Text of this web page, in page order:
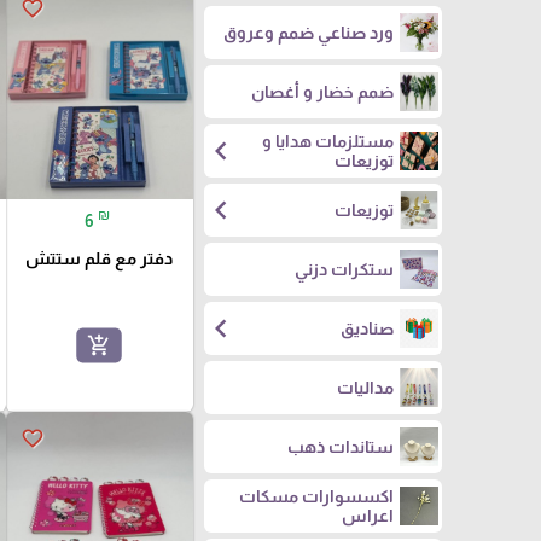
ورد صناعي ضمم وعروق
ضمم خضار و أغصان
مستلزمات هدايا و
توزيعات
chevron_left
توزيعات chevron_left
ستكرات دزني
صناديق chevron_left
مداليات
ستاندات ذهب
اكسسوارات مسكات
اعراس
favorite_border
6 ₪
دفتر مع قلم ستتش
add_shopping_cart
favorite_border